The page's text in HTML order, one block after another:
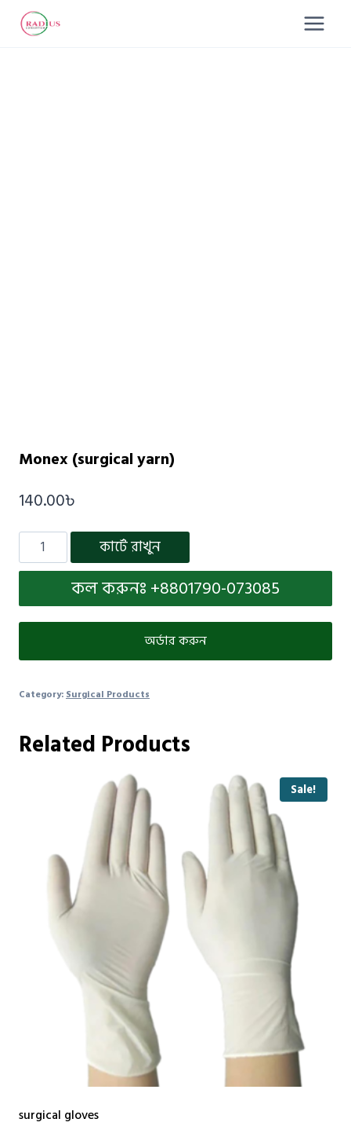
Monex (surgical yarn)
140.00৳
কার্টে রাখুন
কল করুনঃ +8801790-073085
অর্ডার করুন
Category: Surgical Products
Related Products
Sale!
surgical gloves